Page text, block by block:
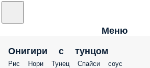
Меню
Онигири с тунцом
Рис Нори Тунец Спайси соус